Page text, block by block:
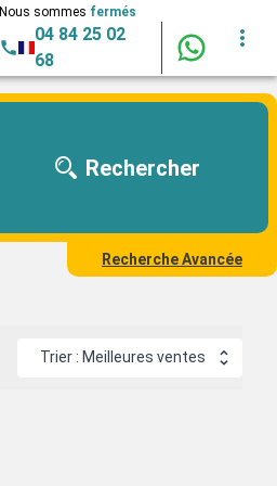
Nous sommes fermés
04 84 25 02
68
Rechercher
Recherche Avancée
Trier : Meilleures ventes